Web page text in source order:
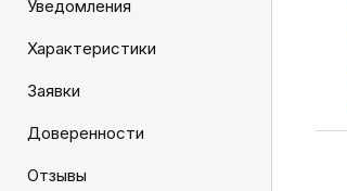
Уведомления
Характеристики
Заявки
Доверенности
Отзывы